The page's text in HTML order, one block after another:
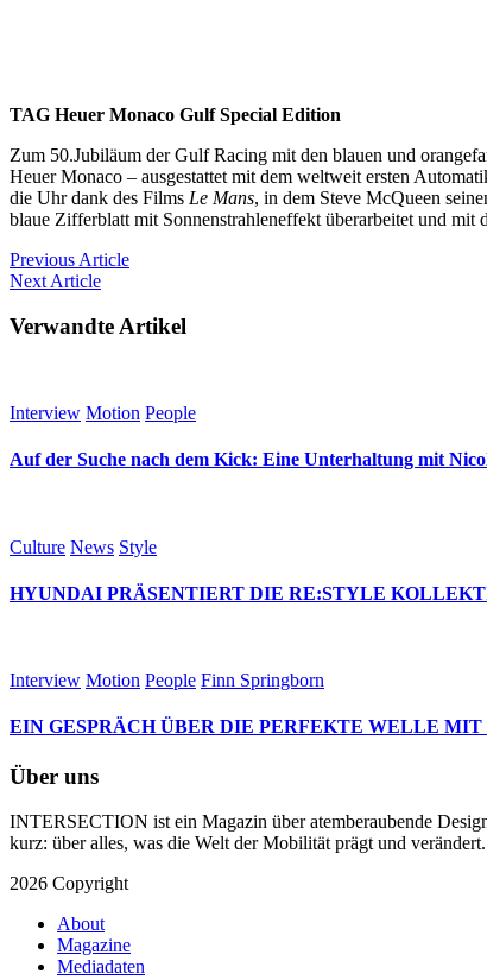
TAG Heuer Monaco Gulf Special Edition
Zum 50.Jubiläum der Gulf Racing mit den blauen und
Heuer Monaco – ausgestattet mit dem weltweit ersten
die Uhr dank des Films Le Mans, in dem Steve McQueen
blaue Zifferblatt mit Sonnenstrahleneffekt überarbeitet und mit
Previous Article
Next Article
Verwandte Artikel
Interview Motion People
Auf der Suche nach dem Kick: Eine Unterhaltung mit
Culture News Style
HYUNDAI PRÄSENTIERT DIE RE:STYLE
Interview Motion People Finn Springborn
EIN GESPRÄCH ÜBER DIE PERFEKTE WELLE
Über uns
INTERSECTION ist ein Magazin über atemberaubende
kurz: über alles, was die Welt der Mobilität prägt und verändert.
2026 Copyright
About
Magazine
Mediadaten